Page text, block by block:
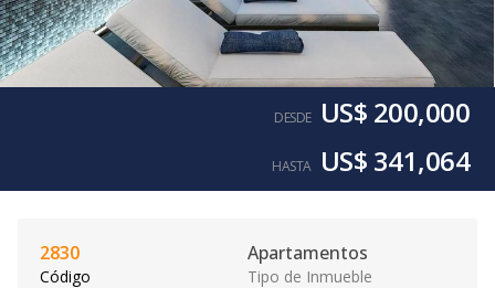
DESDE US$ 200,000
HASTA US$ 341,064
2830
Código
Apartamentos
Tipo de Inmueble